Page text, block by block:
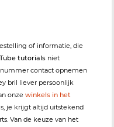
of informatie, die
tutorials niet
contact opnemen
bril liever persoonlijk
onze winkels in het
je krijgt altijd uitstekend
Van de keuze van het